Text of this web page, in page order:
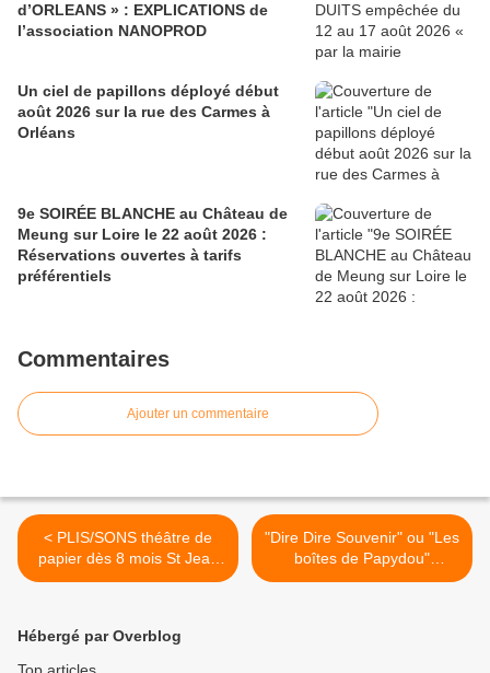
d’ORLEANS » : EXPLICATIONS de
l’association NANOPROD
Un ciel de papillons déployé début
août 2026 sur la rue des Carmes à
Orléans
9e SOIRÉE BLANCHE au Château de
Meung sur Loire le 22 août 2026 :
Réservations ouvertes à tarifs
préférentiels
Commentaires
Ajouter un commentaire
< PLIS/SONS théâtre de
papier dès 8 mois St Jean
de Braye le 21 février 2016
"Dire Dire Souvenir" ou "Les
boîtes de Papydou"
spectacle dès 5 ans
Hébergé par Overblog